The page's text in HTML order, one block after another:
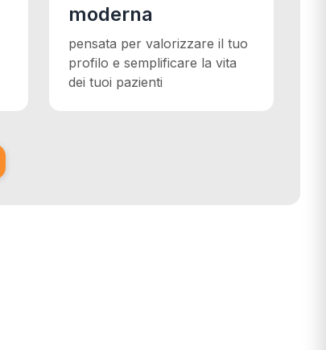
moderna
pensata per valorizzare il tuo
profilo e semplificare la vita
dei tuoi pazienti